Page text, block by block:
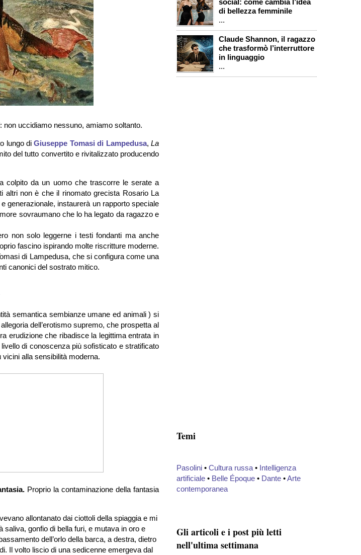
non uccidiamo nessuno, amiamo soltanto.
lungo diGiuseppe Tomasi di Lampedusa,La
del tutto convertito e rivitalizzato producendo
colpito da un uomo che trascorre le serate a
altri non è che il rinomato grecista Rosario La
generazionale, instaurerà un rapporto speciale
sovraumano che lo ha legato da ragazzo e
non solo leggerne i testi fondanti ma anche
fascino ispirando molte riscritture moderne.
di Lampedusa, che si configura come una
canonici del sostrato mitico.
semantica sembianze umane ed animali ) si
dell’erotismo supremo, che prospetta al
erudizione che ribadisce la legittima entrata in
di conoscenza più sofisticato e stratificato
alla sensibilità moderna.
Proprio la contaminazione della fantasia
allontanato dai ciottoli della spiaggia e mi
gonfio di bella furi, e mutava in oro e
dell’orlo della barca, a destra, dietro
Il volto liscio di una sedicenne emergeva dal
social: come cambia l’idea
di bellezza femminile
...
Claude Shannon, il ragazzo
che trasformò l’interruttore
in linguaggio
...
Temi
Pasolini • Cultura russa • Intelligenza
artificiale • Belle Époque • Dante •Arte
contemporanea
Gli articoli e i post più letti
nell'ultima settimana